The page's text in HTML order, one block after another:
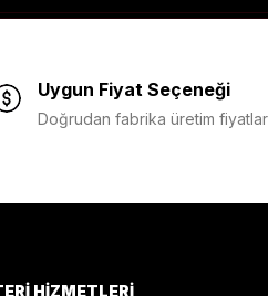
Uygun Fiyat Seçeneği
Doğrudan fabrika üretim
HIZMETLERI